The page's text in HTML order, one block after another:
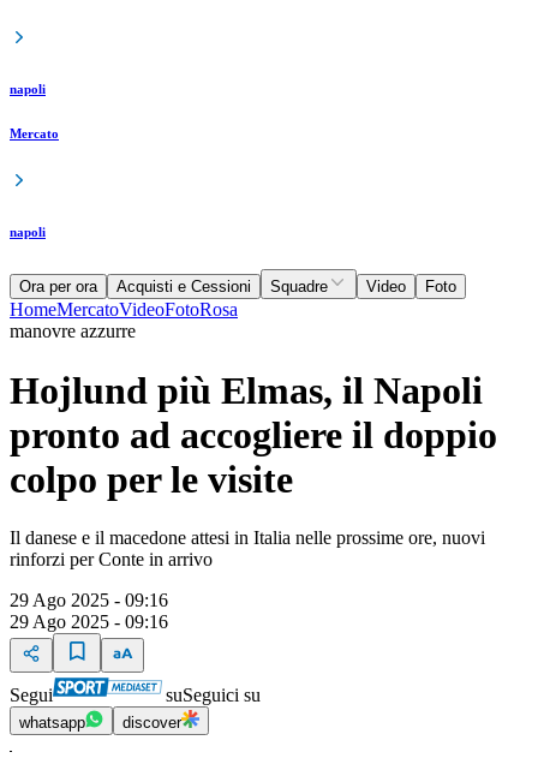
napoli
Mercato
napoli
Ora per ora Acquisti e Cessioni Squadre Video Foto
HomeMercatoVideoFotoRosa
manovre azzurre
Hojlund più Elmas, il Napoli
pronto ad accogliere il doppio
colpo per le visite
Il danese e il macedone attesi in Italia nelle prossime ore, nuovi
rinforzi per Conte in arrivo
29 Ago 2025 - 09:16
29 Ago 2025 - 09:16
Segui suSeguici su
whatsapp discover